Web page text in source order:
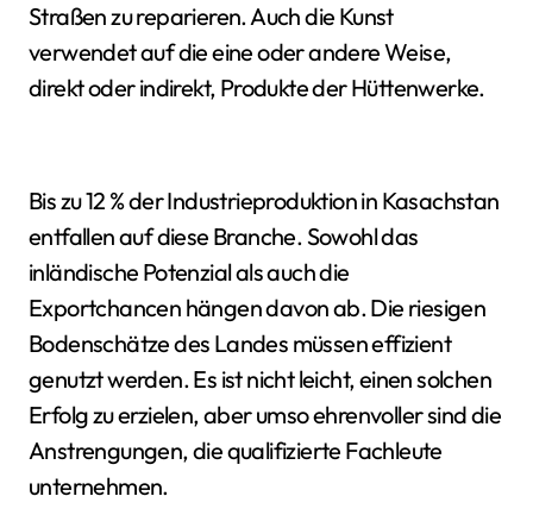
Straßen zu reparieren. Auch die Kunst
verwendet auf die eine oder andere Weise,
direkt oder indirekt, Produkte der Hüttenwerke.
Bis zu 12 % der Industrieproduktion in Kasachstan
entfallen auf diese Branche. Sowohl das
inländische Potenzial als auch die
Exportchancen hängen davon ab. Die riesigen
Bodenschätze des Landes müssen effizient
genutzt werden. Es ist nicht leicht, einen solchen
Erfolg zu erzielen, aber umso ehrenvoller sind die
Anstrengungen, die qualifizierte Fachleute
unternehmen.